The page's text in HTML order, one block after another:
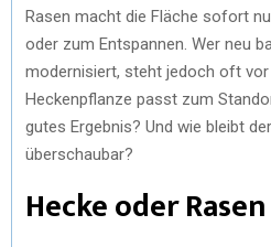
Rasen macht die Fläche sofort
oder zum Entspannen. Wer neu
modernisiert, steht jedoch oft vor
Heckenpflanze passt zum
gutes Ergebnis? Und wie bleibt
überschaubar?
Hecke oder